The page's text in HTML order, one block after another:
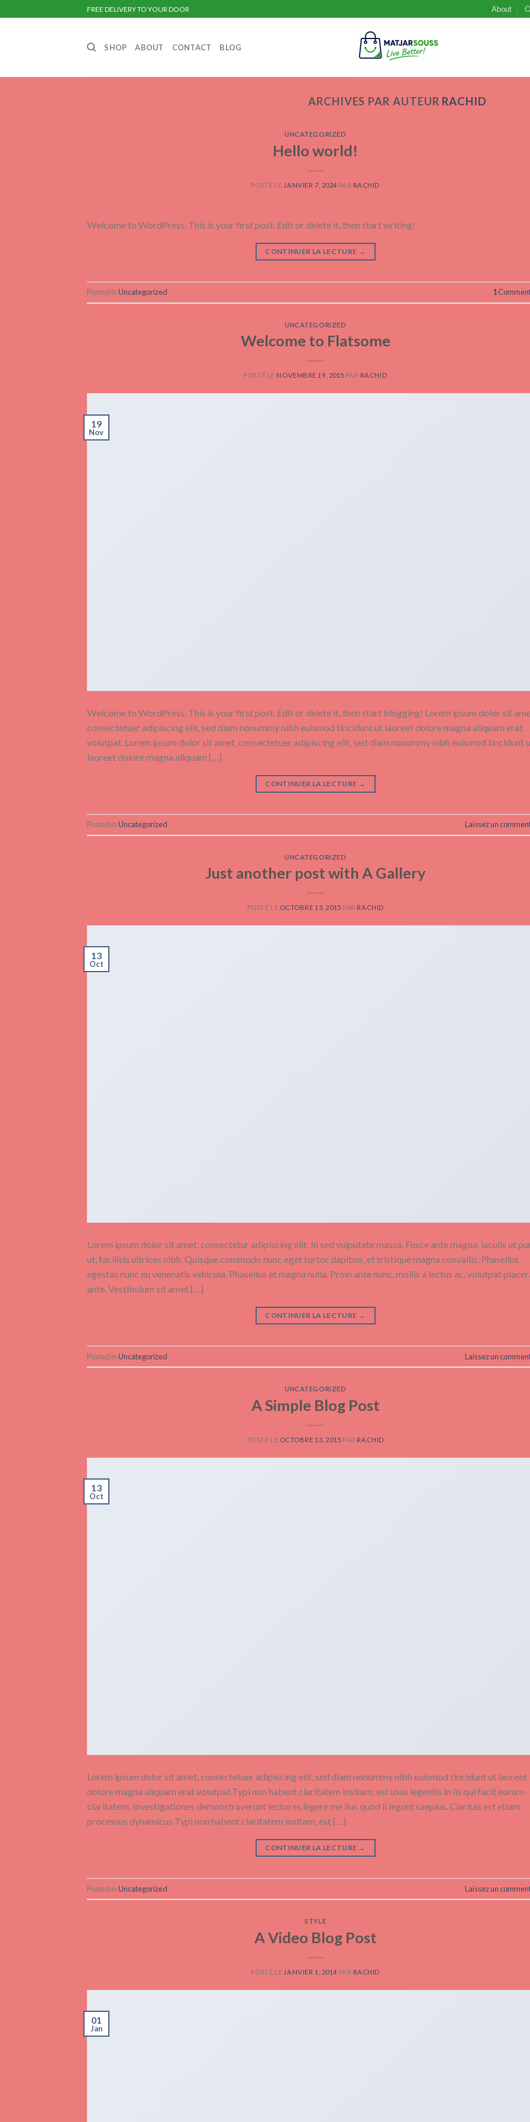
to
FREE DELIVERY TO YOUR DOOR About
SHOP ABOUT CONTACT BLOG
ARCHIVES PAR AUTEUR RACHID
UNCATEGORIZED
Hello world!
POSTÉ LE JANVIER 7, 2024 PAR RACHID
Welcome to WordPress. This is your first post. Edit or delete it, then start writing!
CONTINUER LA LECTURE →
Posted inUncategorized 1
UNCATEGORIZED
Welcome to Flatsome
POSTÉ LE NOVEMBRE 19, 2015 PAR RACHID
19
Nov
Welcome to WordPress. This is your first post. Edit or delete it, then start blogging! Lorem ipsum dolor sit
consectetuer adipiscing elit, sed diam nonummy nibh euismod tincidunt ut laoreet dolore magna aliquam erat
volutpat. Lorem ipsum dolor sit amet, consectetuer adipiscing elit, sed diam nonummy nibh euismod tincidunt
laoreet dolore magna aliquam […]
CONTINUER LA LECTURE →
Posted inUncategorized Laissez un
UNCATEGORIZED
Just another post with A Gallery
POSTÉ LE OCTOBRE 13, 2015 PAR RACHID
13
Oct
Lorem ipsum dolor sit amet, consectetur adipiscing elit. In sed vulputate massa. Fusce ante magna, iaculis ut
ut, facilisis ultrices nibh. Quisque commodo nunc eget tortor dapibus, et tristique magna convallis. Phasellus
egestas nunc eu venenatis vehicula. Phasellus et magna nulla. Proin ante nunc, mollis a lectus ac, volutpat
ante. Vestibulum sit amet […]
CONTINUER LA LECTURE →
Posted inUncategorized Laissez un
UNCATEGORIZED
A Simple Blog Post
POSTÉ LE OCTOBRE 13, 2015 PAR RACHID
13
Oct
Lorem ipsum dolor sit amet, consectetuer adipiscing elit, sed diam nonummy nibh euismod tincidunt ut laoreet
dolore magna aliquam erat volutpat.Typi non habent claritatem insitam; est usus legentis in iis qui facit eorum
claritatem. Investigationes demonstraverunt lectores legere me lius quod ii legunt saepius. Claritas est etiam
processus dynamicus Typi non habent claritatem insitam; est […]
CONTINUER LA LECTURE →
Posted inUncategorized Laissez un
STYLE
A Video Blog Post
POSTÉ LE JANVIER 1, 2014 PAR RACHID
01
Jan